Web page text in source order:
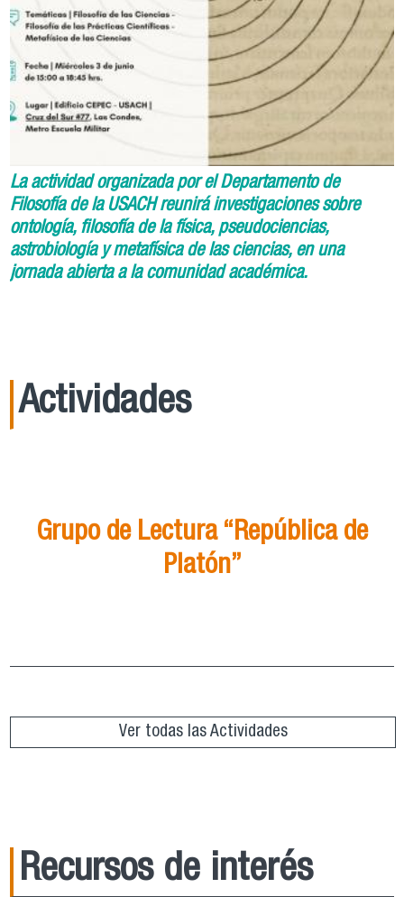
La actividad organizada por el Departamento de
Filosofía de la USACH reunirá investigaciones sobre
ontología, filosofía de la física, pseudociencias,
astrobiología y metafísica de las ciencias, en una
jornada abierta a la comunidad académica.
Actividades
Grupo de Lectura “República de
Platón”
Ver todas las Actividades
Recursos de interés